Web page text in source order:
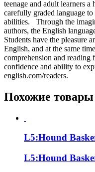
teenage and adult learners
carefully graded language
abilities. Through the
authors, the English
Students have the pleasure
English, and at the same
comprehension and reading
confidence and ability to
english.com/readers.
Похожие товары
L5:Hound
L5:Hound